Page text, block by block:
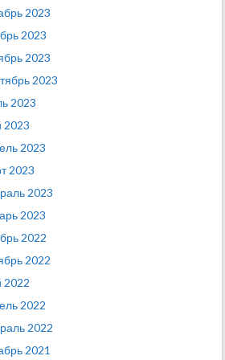
2023
2023
2023
2023
2023
2023
2023
2023
2023
2022
2022
2022
2022
2021